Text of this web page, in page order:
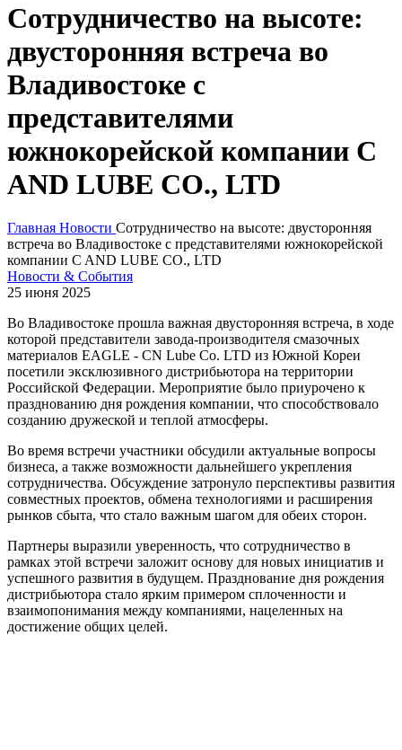
Сотрудничество на высоте:
двусторонняя встреча во
Владивостоке с
представителями
южнокорейской компании C
AND LUBE CO., LTD
Главная Новости Сотрудничество на высоте: двусторонняя
встреча во Владивостоке с представителями южнокорейской
компании C AND LUBE CO., LTD
Новости & События
25 июня 2025
Во Владивостоке прошла важная двусторонняя встреча, в ходе
которой представители завода-производителя смазочных
материалов EAGLE - CN Lube Co. LTD из Южной Кореи
посетили эксклюзивного дистрибьютора на территории
Российской Федерации. Мероприятие было приурочено к
празднованию дня рождения компании, что способствовало
созданию дружеской и теплой атмосферы.
Во время встречи участники обсудили актуальные вопросы
бизнеса, а также возможности дальнейшего укрепления
сотрудничества. Обсуждение затронуло перспективы развития
совместных проектов, обмена технологиями и расширения
рынков сбыта, что стало важным шагом для обеих сторон.
Партнеры выразили уверенность, что сотрудничество в
рамках этой встречи заложит основу для новых инициатив и
успешного развития в будущем. Празднование дня рождения
дистрибьютора стало ярким примером сплоченности и
взаимопонимания между компаниями, нацеленных на
достижение общих целей.